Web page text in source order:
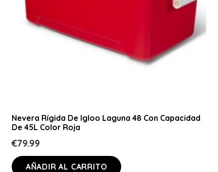
Nevera Rígida De Igloo Laguna 48 Con Capacidad
De 45L Color Roja
€79.99
AÑADIR AL CARRITO